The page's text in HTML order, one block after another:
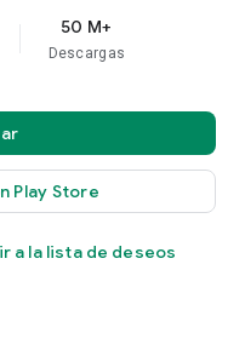
50 M+
Descargas
Play Store
a la lista de deseos